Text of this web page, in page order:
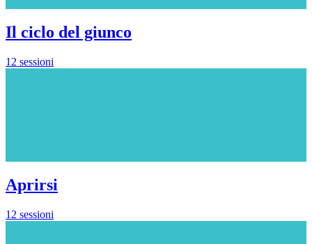
Il ciclo del giunco
12 sessioni
Aprirsi
12 sessioni